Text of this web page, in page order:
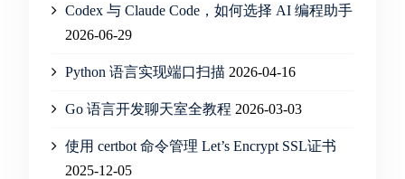
Codex 与 Claude Code，如何选择 AI 编程助手
2026-06-29
Python 语言实现端口扫描 2026-04-16
Go 语言开发聊天室全教程 2026-03-03
使用 certbot 命令管理 Let’s Encrypt SSL证书
2025-12-05